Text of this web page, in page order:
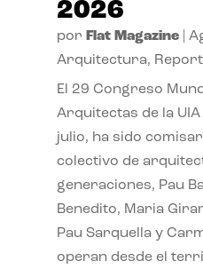
2026
por Flat Magazine|
Arquitectura,
El 29 Congreso
Arquitectas de la
julio, ha sido
colectivo de
generaciones, Pau
Benedito, Maria
Pau Sarquella y
operan desde el